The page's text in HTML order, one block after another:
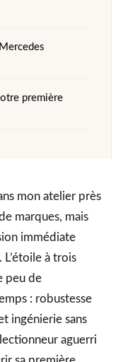
première
mon atelier près
marques, mais
immédiate
. L’étoile à trois
peu de
: robustesse
ingénierie sans
aguerri